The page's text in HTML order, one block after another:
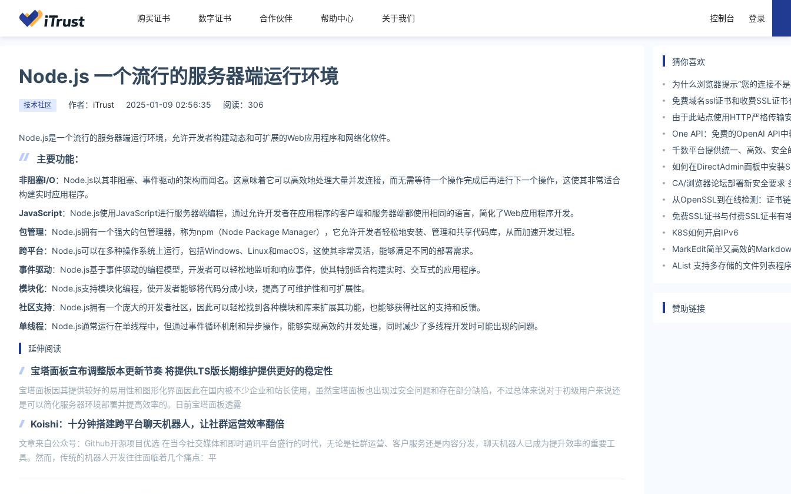
购买证书 数字证书 合作伙伴 帮助中心 关于我们 控制台 登录
Node.js 一个流行的服务器端运行环境
技术社区 作者： iTrust 2025-01-09 02:56:35 阅读：306
Node.js是一个流行的服务器端运行环境，允许开发者构建动态和可扩展的Web应用程序和网络化软件。
主要功能：
非阻塞I/O：Node.js以其非阻塞、事件驱动的架构而闻名。这意味着它可以高效地处理大量并发连接，而无需等待一个操作完成后再进行下一个操作，这使其非常适合
构建实时应用程序。
JavaScript：Node.js使用JavaScript进行服务器端编程，通过允许开发者在应用程序的客户端和服务器端都使用相同的语言，简化了Web应用程序开发。
包管理：Node.js拥有一个强大的包管理器，称为npm（Node Package Manager），它允许开发者轻松地安装、管理和共享代码库，从而加速开发过程。
跨平台：Node.js可以在多种操作系统上运行，包括Windows、Linux和macOS，这使其非常灵活，能够满足不同的部署需求。
事件驱动：Node.js基于事件驱动的编程模型，开发者可以轻松地监听和响应事件，使其特别适合构建实时、交互式的应用程序。
模块化：Node.js支持模块化编程，使开发者能够将代码分成小块，提高了可维护性和可扩展性。
社区支持：Node.js拥有一个庞大的开发者社区，因此可以轻松找到各种模块和库来扩展其功能，也能够获得社区的支持和反馈。
单线程：Node.js通常运行在单线程中，但通过事件循环机制和异步操作，能够实现高效的并发处理，同时减少了多线程开发时可能出现的问题。
延伸阅读
宝塔面板宣布调整版本更新节奏 将提供LTS版长期维护提供更好的稳定性
宝塔面板因其提供较好的易用性和图形化界面因此在国内被不少企业和站长使用，虽然宝塔面板也出现过安全问题和存在部分缺陷，不过总体来说对于初级用户来说还
是可以简化服务器环境部署并提高效率的。日前宝塔面板透露
Koishi：十分钟搭建跨平台聊天机器人，让社群运营效率翻倍
文章来自公众号：Github开源项目优选 在当今社交媒体和即时通讯平台盛行的时代，无论是社群运营、客户服务还是内容分发，聊天机器人已成为提升效率的重要工
具。然而，传统的机器人开发往往面临着几个痛点：平
猜你喜欢
为什么浏览器提示“您的连接不
“不安全”？
免费域名ssl证书和收费SSL证书
由于此站点使用HTTP严格传输
前无法继续访问此站点。
One API：免费的OpenAI API
码 支持多种API中转接口
千数平台提供统一、高效、安全
务
如何在DirectAdmin面板中安装
CA/浏览器论坛部署新安全要求
证/凭证检查和即将弃用WHOIS
从OpenSSL到在线检测：证书
工具全景评测
免费SSL证书与付费SSL证书有
K8S如何开启IPv6
MarkEdit简单又高效的
AList 支持多存储的文件列表程
赞助链接